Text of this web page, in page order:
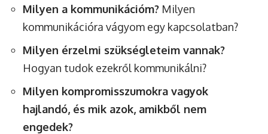
Milyen a kommunikációm? Milyen
kommunikációra vágyom egy kapcsolatban?
Milyen érzelmi szükségleteim vannak?
Hogyan tudok ezekről kommunikálni?
Milyen kompromisszumokra vagyok
hajlandó, és mik azok, amikből nem
engedek?